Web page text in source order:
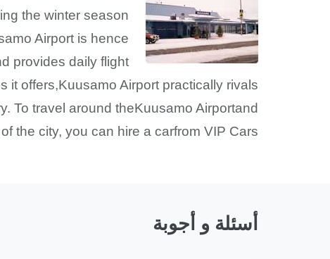
the winter season
Airport is hence
provides daily flight
it offers,Kuusamo Airport practically rivals
To travel around theKuusamo Airportand
the city, you can hire a carfrom VIP Cars.
أسئلة و أجوبة